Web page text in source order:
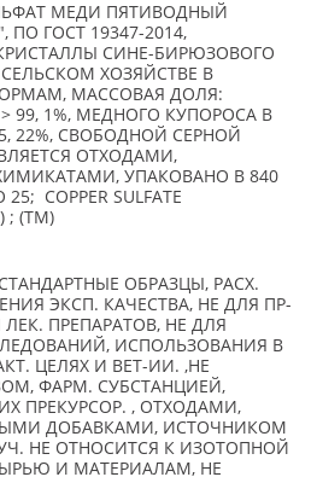
МЕДИ ПЯТИВОДНЫЙ
ПО ГОСТ 19347-2014,
СИНЕ-БИРЮЗОВОГО
ХОЗЯЙСТВЕ В
МАССОВАЯ ДОЛЯ:
99, 1%, МЕДНОГО КУПОРОСА В
22%, СВОБОДНОЙ СЕРНОЙ
ОТХОДАМИ,
УПАКОВАНО В 840
COPPER SULFATE
; (TM)
ОБРАЗЦЫ, РАСХ.
ЭКСП. КАЧЕСТВА, НЕ ДЛЯ ПР-
ПРЕПАРАТОВ, НЕ ДЛЯ
ИСПОЛЬЗОВАНИЯ В
ЦЕЛЯХ И ВЕТ-ИИ. ,НЕ
ФАРМ. СУБСТАНЦИЕЙ,
ПРЕКУРСОР. , ОТХОДАМИ,
ДОБАВКАМИ, ИСТОЧНИКОМ
НЕ ОТНОСИТСЯ К ИЗОТОПНОЙ
И МАТЕРИАЛАМ, НЕ